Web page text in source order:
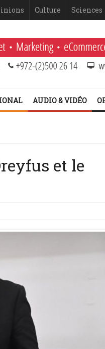
Culture Sciences
AUDIO & VIDÉO
?
et le
d’Itamar Ben Gvir :
fanfaronnade ou
d’une fatigue
juive face à
de faiblesse ?